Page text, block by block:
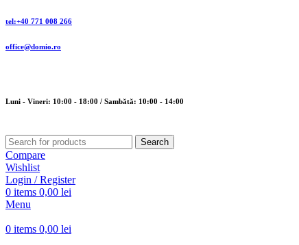
tel:+40 771 008 266
office@domio.ro
Luni - Vineri: 10:00 - 18:00 / Sambătă: 10:00 - 14:00
Search
Compare
Wishlist
Login / Register
0 items 0,00 lei
Menu
0 items 0,00 lei